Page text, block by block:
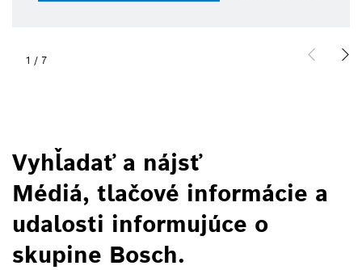
1 / 7
Vyhľadať a nájsť
Médiá, tlačové informácie a
udalosti informujúce o
skupine Bosch.